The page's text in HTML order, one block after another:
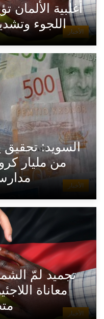
الأخبار
أغلبية
اللجوء
الأخبار
السويد:
من مليار
الأخبار
تجميد لمّ
معاناة